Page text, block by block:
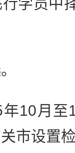
月至
市设置